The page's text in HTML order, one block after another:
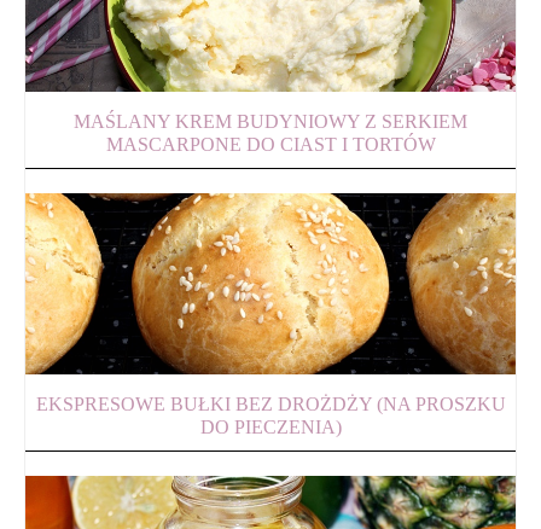
MAŚLANY KREM BUDYNIOWY Z SERKIEM
MASCARPONE DO CIAST I TORTÓW
EKSPRESOWE BUŁKI BEZ DROŻDŻY (NA PROSZKU
DO PIECZENIA)